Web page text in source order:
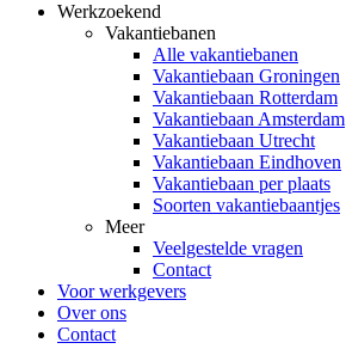
Werkzoekend
Vakantiebanen
Alle vakantiebanen
Vakantiebaan Groningen
Vakantiebaan Rotterdam
Vakantiebaan Amsterdam
Vakantiebaan Utrecht
Vakantiebaan Eindhoven
Vakantiebaan per plaats
Soorten vakantiebaantjes
Meer
Veelgestelde vragen
Contact
Voor werkgevers
Over ons
Contact